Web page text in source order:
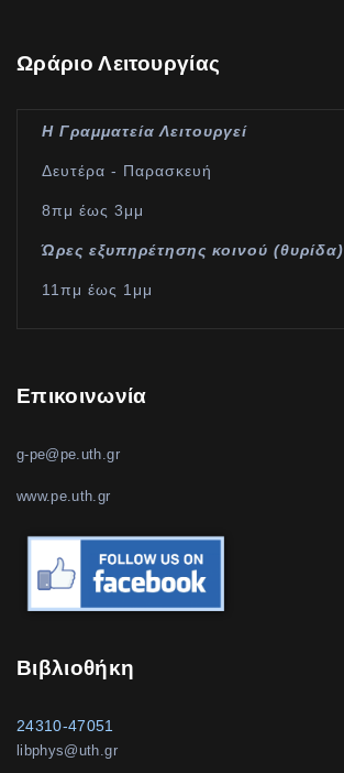
Ωράριο Λειτουργίας
Η Γραμματεία Λειτουργεί
Δευτέρα - Παρασκευή
8πμ έως 3μμ
Ώρες εξυπηρέτησης κοινού (θυρίδα)
11πμ έως 1μμ
Επικοινωνία
g-pe@pe.uth.gr
www.pe.uth.gr
Βιβλιοθήκη
24310-47051
libphys@uth.gr